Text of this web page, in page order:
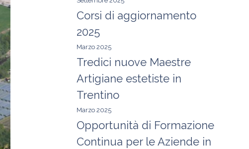
Corsi di aggiornamento
2025
Marzo 2025
Tredici nuove Maestre
Artigiane estetiste in
Trentino
Marzo 2025
Opportunità di Formazione
Continua per le Aziende in